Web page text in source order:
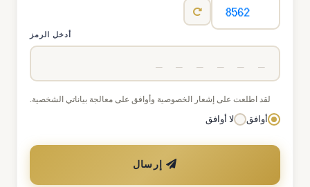
أدخل الرمز
لقد اطلعت على إشعار الخصوصية وأوافق على معالجة بياناتي الشخصية.
أوافق لا أوافق